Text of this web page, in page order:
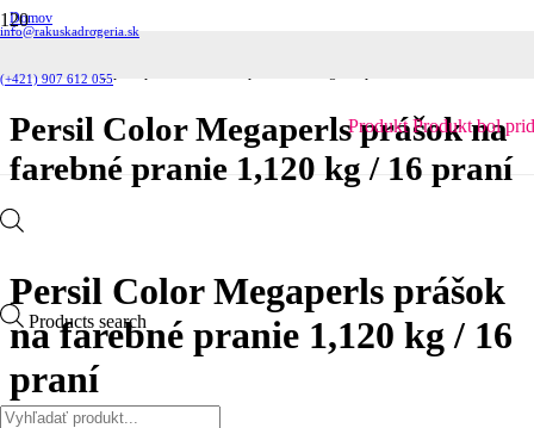
info@rakuskadrogeria.sk
(+421) 907 612 055
Products search
ProduktProduktbol
Domov
Pracie prostriedky
Persil Color Megaperls prášok na farebné pranie 1,120 kg / 16 praní
Persil Color Megaperls prášok na
farebné pranie 1,120 kg / 16 praní
Persil Color Megaperls prášok
na farebné pranie 1,120 kg / 16
praní